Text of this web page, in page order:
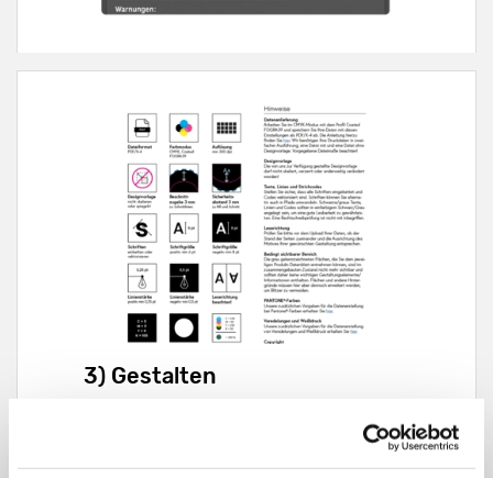
3) Gestalten
Bei der Gestaltung sollten Sie darauf